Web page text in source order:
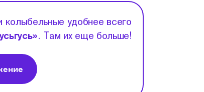
удобнее всего
. Там их еще больше!